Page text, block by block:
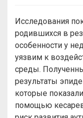
Исследования
родившихся в
особенности у
уязвим к
среды.
результаты
которые
помощью